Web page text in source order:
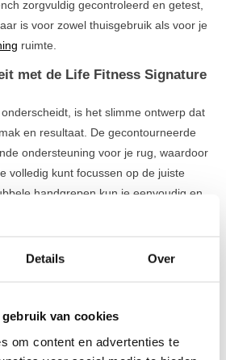
Details Over
van cookies
om content en advertenties te
zorgvuldig gecontroleerd en getest,
is voor zowel thuisgebruik als voor je
ruimte.
met de Life Fitness Signature
is het slimme ontwerp dat
en resultaat. De gecontourneerde
ondersteuning voor je rug, waardoor
volledig kunt focussen op de juiste
handgrepen kun je eenvoudig en
robuuste frame staat garant voor
perfect gekozen voor een effectieve
match voor jouw doelen te vinden.
en professionele gyms